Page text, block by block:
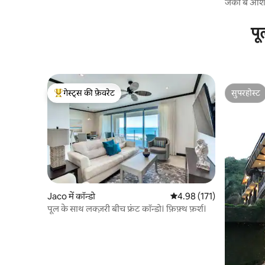
गेस्ट्स का टॉप फ़ेवरेट
गेस्ट्स की फ़ेवरेट
Jaco में कॉन्डो औसत रेटिंग 5 में से 4.98, 171
4.98 (171)
पूल के साथ लक्ज़री बीच फ्रंट कॉन्डो। फ़िफ़्थ फ़र्श।
सुपरहोस्ट
सुपरहोस्ट